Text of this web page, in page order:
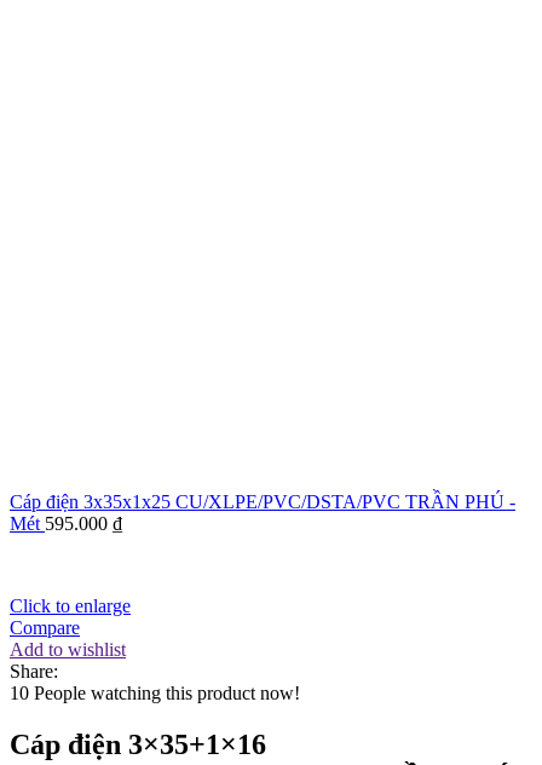
Cáp điện 3x35x1x25 CU/XLPE/PVC/DSTA/PVC TRẦN PHÚ -
Mét 595.000 ₫
Click to enlarge
Compare
Add to wishlist
Share:
10 People watching this product now!
Cáp điện 3×35+1×16